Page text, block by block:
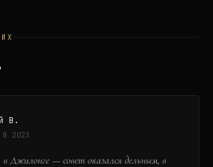
В.
В 2023
Джилонге — совет оказался дельным, в